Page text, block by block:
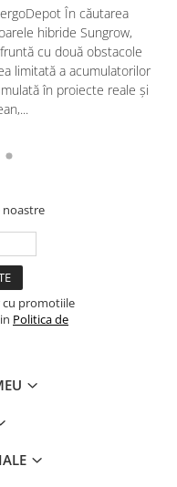
În căutarea
hibride Sungrow,
cu două obstacole
limitată a acumulatorilor
în proiecte reale și
cu promotiile
Politica de